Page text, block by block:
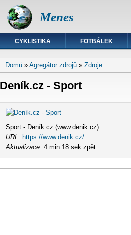
Menes
CYKLISTIKA FOTBÁLEK
Jste zde
Domů » Agregátor zdrojů » Zdroje
Deník.cz - Sport
Sport - Deník.cz (www.denik.cz)
URL: https://www.denik.cz/
Aktualizace: 4 min 18 sek zpět